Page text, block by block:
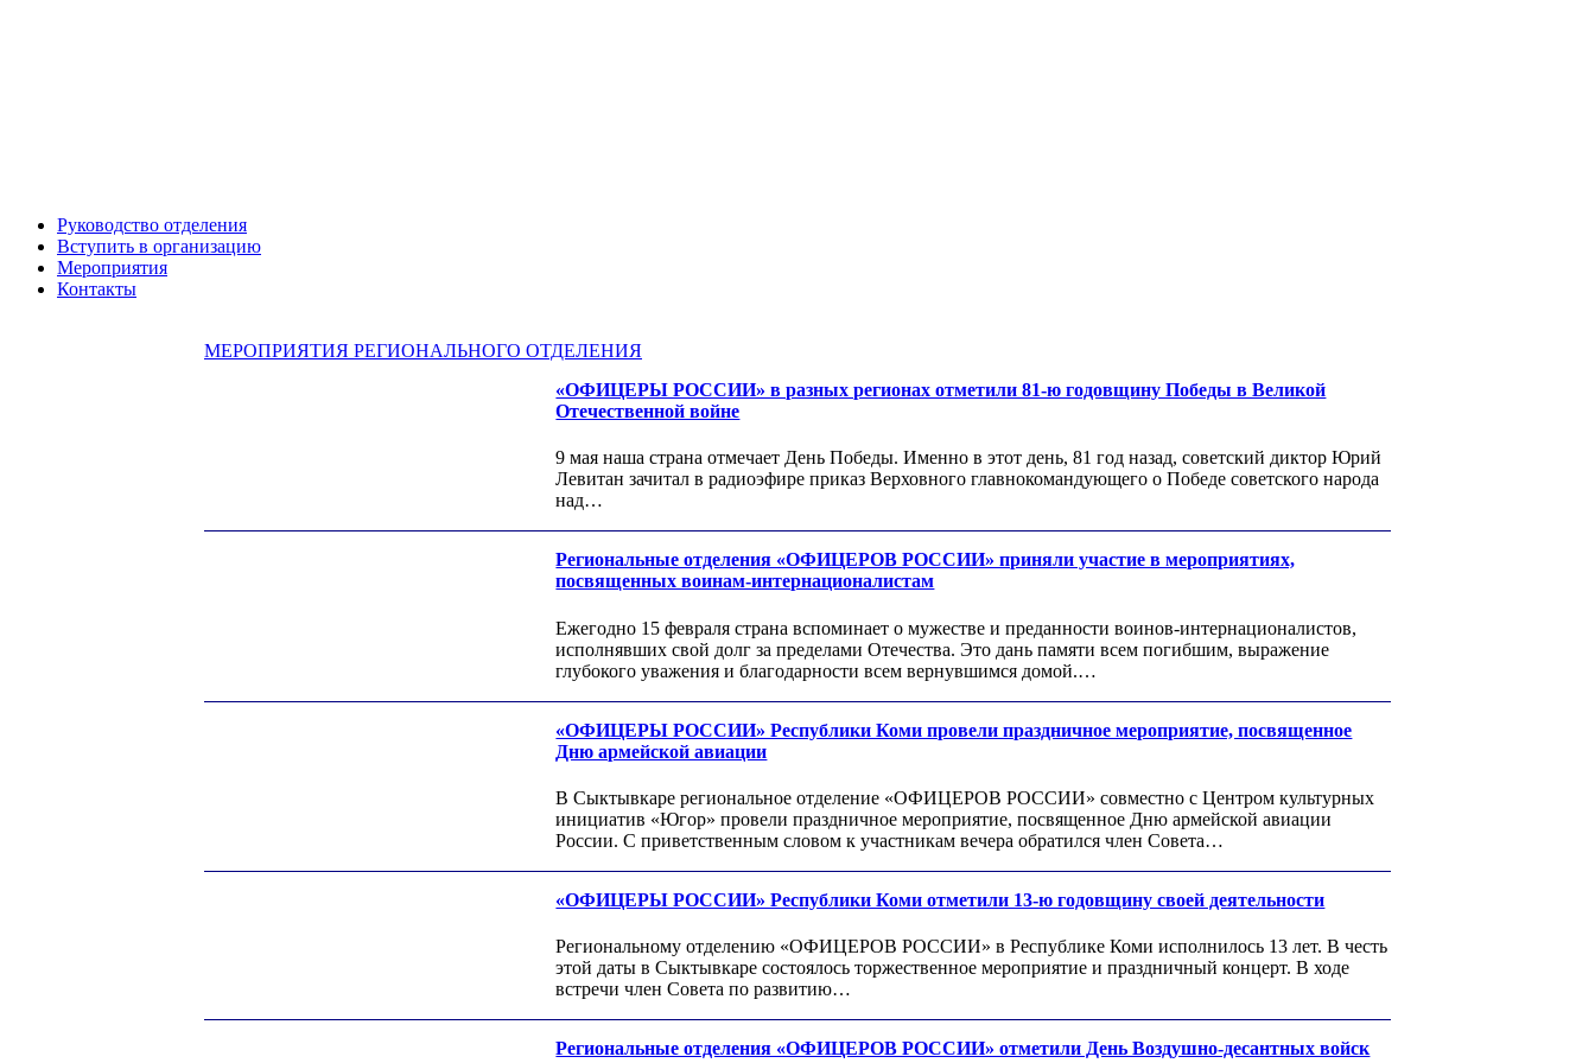
Руководство отделения
Вступить в организацию
Мероприятия
Контакты
МЕРОПРИЯТИЯ РЕГИОНАЛЬНОГО ОТДЕЛЕНИЯ
«ОФИЦЕРЫ РОССИИ» в разных регионах отметили 81-ю годовщину Победы в Великой
Отечественной войне
9 мая наша страна отмечает День Победы. Именно в этот день, 81 год назад, советский диктор Юрий
Левитан зачитал в радиоэфире приказ Верховного главнокомандующего о Победе советского народа
над…
Региональные отделения «ОФИЦЕРОВ РОССИИ» приняли участие в мероприятиях,
посвященных воинам-интернационалистам
Ежегодно 15 февраля страна вспоминает о мужестве и преданности воинов-интернационалистов,
исполнявших свой долг за пределами Отечества. Это дань памяти всем погибшим, выражение
глубокого уважения и благодарности всем вернувшимся домой.…
«ОФИЦЕРЫ РОССИИ» Республики Коми провели праздничное мероприятие, посвященное
Дню армейской авиации
В Сыктывкаре региональное отделение «ОФИЦЕРОВ РОССИИ» совместно с Центром культурных
инициатив «Югор» провели праздничное мероприятие, посвященное Дню армейской авиации
России. С приветственным словом к участникам вечера обратился член Совета…
«ОФИЦЕРЫ РОССИИ» Республики Коми отметили 13-ю годовщину своей деятельности
Региональному отделению «ОФИЦЕРОВ РОССИИ» в Республике Коми исполнилось 13 лет. В честь
этой даты в Сыктывкаре состоялось торжественное мероприятие и праздничный концерт. В ходе
встречи член Совета по развитию…
Региональные отделения «ОФИЦЕРОВ РОССИИ» отметили День Воздушно-десантных войск
Александр ЯНЕВСКИЙ
Игорь ШЕВЧУК